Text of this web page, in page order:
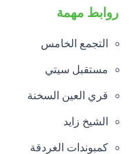
روابط مهمة
التجمع الخامس
مستقبل سيتي
قري العين السخنة
الشيخ زايد
كمبوندات الغردقة